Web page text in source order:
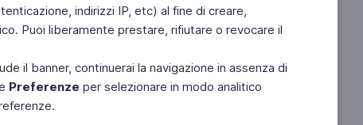
indirizzi IP, etc) al fine di creare,
Puoi liberamente prestare, rifiutare o revocare il
il banner, continuerai la navigazione in assenza di
Preferenze per selezionare in modo analitico